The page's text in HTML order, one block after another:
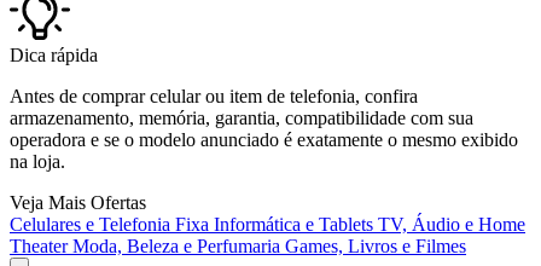
Dica rápida
Antes de comprar celular ou item de telefonia, confira
armazenamento, memória, garantia, compatibilidade com sua
operadora e se o modelo anunciado é exatamente o mesmo exibido
na loja.
Veja Mais Ofertas
Celulares e Telefonia Fixa Informática e Tablets TV, Áudio e Home
TheaterModa, Beleza e Perfumaria Games, Livros e Filmes